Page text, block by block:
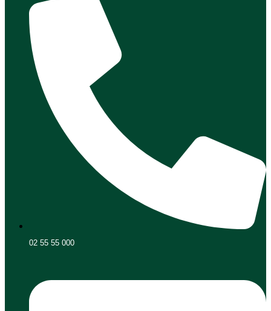
02 55 55 000